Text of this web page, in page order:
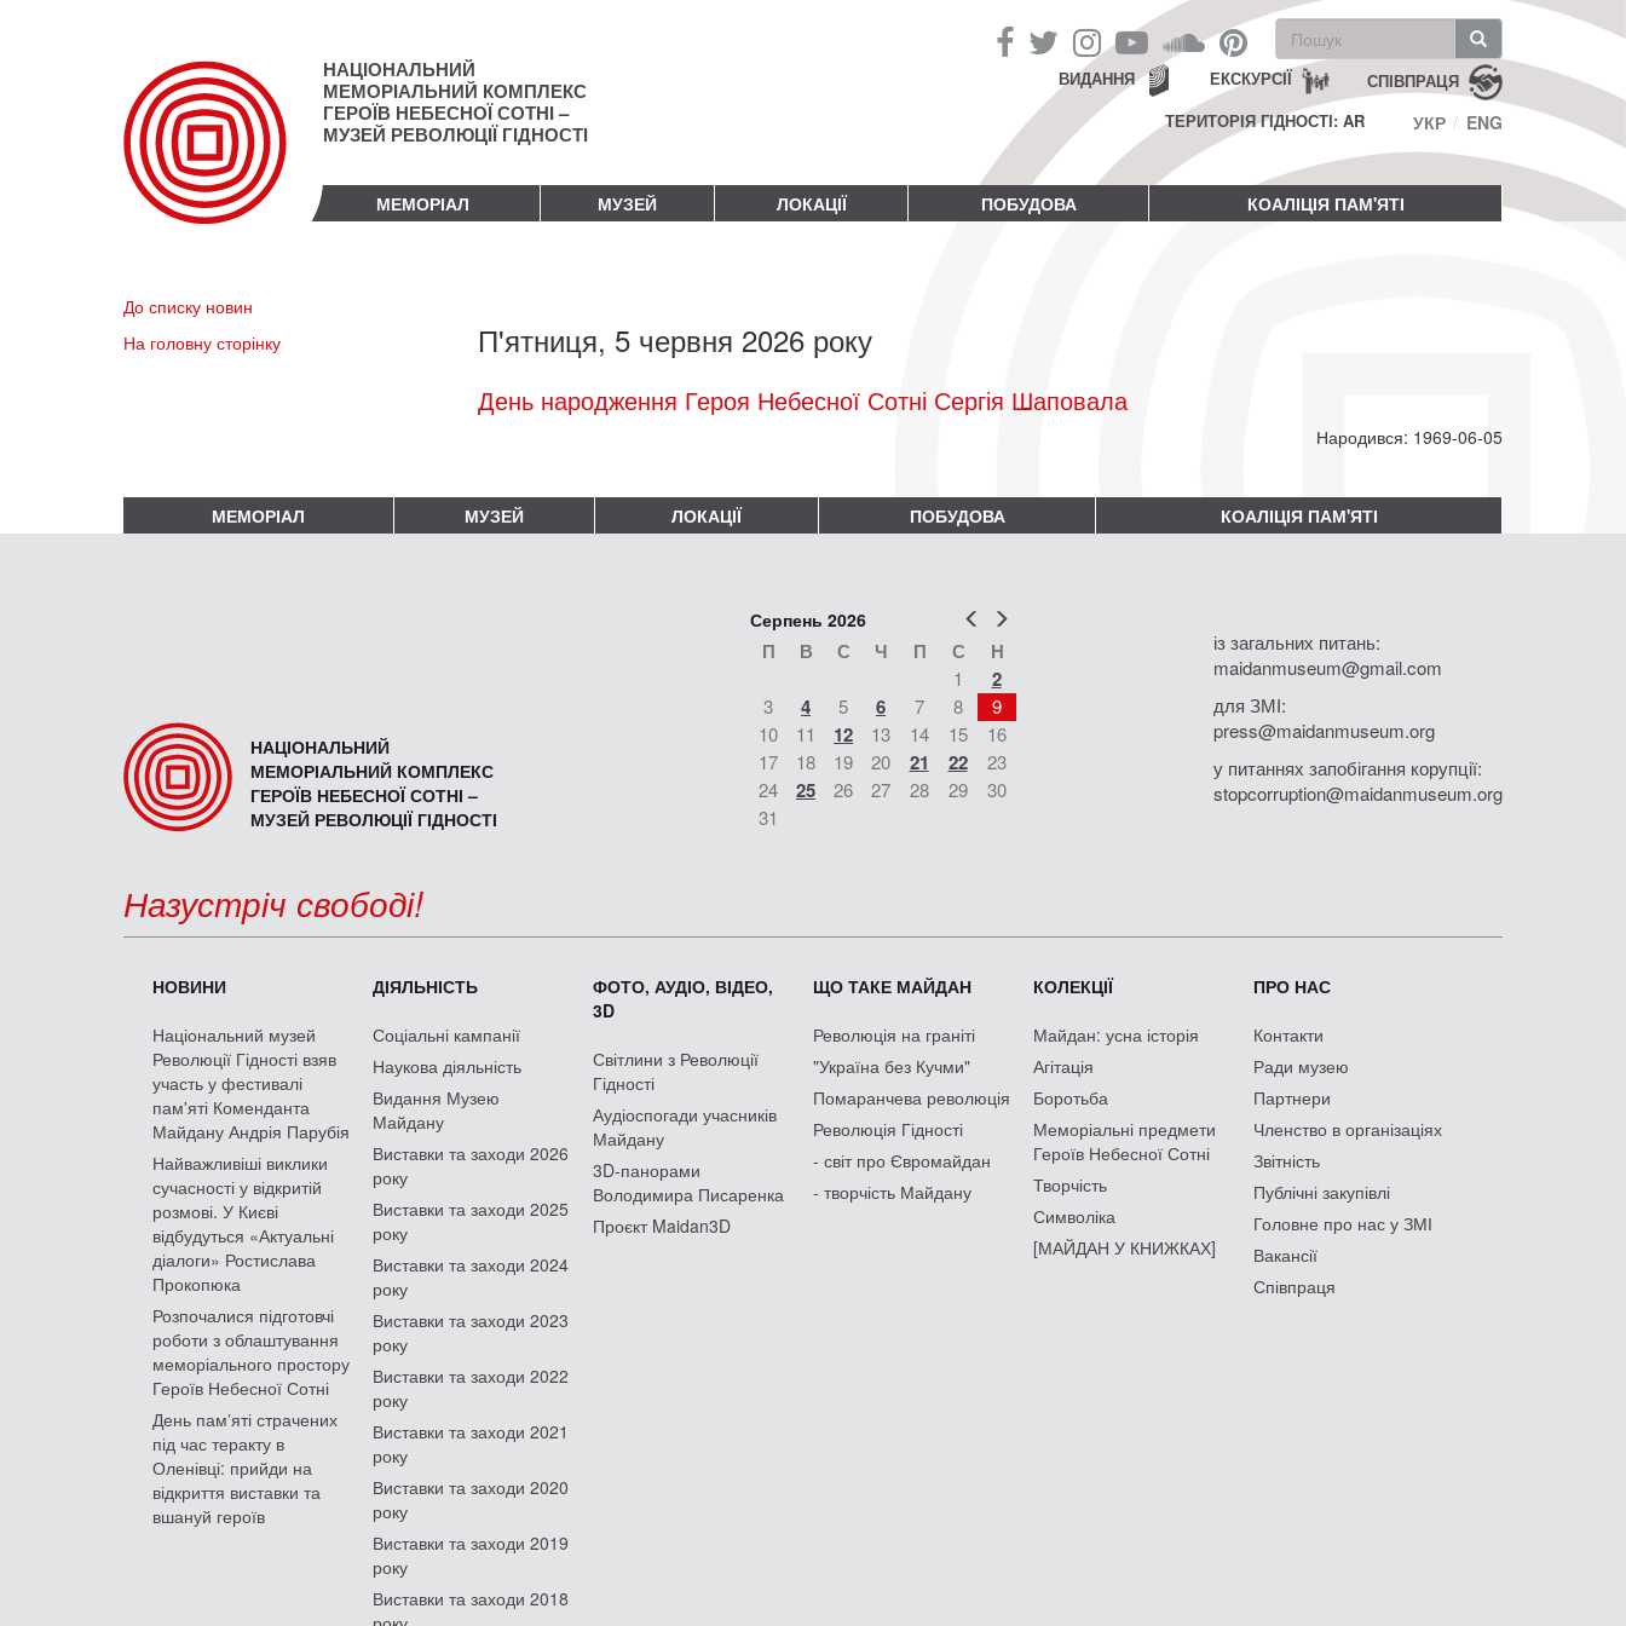
НАЦІОНАЛЬНИЙ
МЕМОРІАЛЬНИЙ КОМПЛЕКС
ГЕРОЇВ НЕБЕСНОЇ СОТНІ –
МУЗЕЙ РЕВОЛЮЦІЇ ГІДНОСТІ
Пошукова
форма
Пошук СПІВПРАЦЯ
ЕКСКУРСІЇ
ВИДАННЯ
ТЕРИТОРІЯ ГІДНОСТІ: AR
УКР ENG
МЕМОРІАЛ МУЗЕЙ ЛОКАЦІЇ ПОБУДОВА КОАЛІЦІЯ ПАМ'ЯТІ
До списку новин
На головну сторінку
П'ятниця, 5 червня 2026 року
День народження Героя Небесної Сотні Сергія Шаповала
Народився: 1969-06-05
МЕМОРІАЛ МУЗЕЙ ЛОКАЦІЇ ПОБУДОВА КОАЛІЦІЯ ПАМ'ЯТІ
НАЦІОНАЛЬНИЙ
МЕМОРІАЛЬНИЙ КОМПЛЕКС
ГЕРОЇВ НЕБЕСНОЇ СОТНІ –
МУЗЕЙ РЕВОЛЮЦІЇ ГІДНОСТІ
Попер
Серпень 2026
П В С Ч П С Н
1 2
3 4 5 6 7 8
9
10
11 12 13 14 15
16
17
18 19 20 21 22
23
24
25 26 27 28 29
30
31
із загальних питань:
maidanmuseum@gmail.com
для ЗМІ:
press@maidanmuseum.org
у питаннях запобігання корупції:
stopcorruption@maidanmuseum.org
Назустріч свободі!
НОВИНИ
Національний музей
Революції Гідності взяв
участь у фестивалі
пам'яті Коменданта
Майдану Андрія Парубія
Найважливіші виклики
сучасності у відкритій
розмові. У Києві
відбудуться «Актуальні
діалоги» Ростислава
Прокопюка
Розпочалися підготовчі
роботи з облаштування
меморіального простору
Героїв Небесної Сотні
День памʼяті страчених
під час теракту в
Оленівці: прийди на
відкриття виставки та
вшануй героїв
ДІЯЛЬНІСТЬ
Соціальні кампанії
Наукова діяльність
Видання Музею
Майдану
Виставки та заходи 2026
року
Виставки та заходи 2025
року
Виставки та заходи 2024
року
Виставки та заходи 2023
року
Виставки та заходи 2022
року
Виставки та заходи 2021
року
Виставки та заходи 2020
року
Виставки та заходи 2019
року
Виставки та заходи 2018
ФОТО, АУДІО, ВІДЕО,
3D
Світлини з Революції
Гідності
Аудіоспогади учасників
Майдану
3D-панорами
Володимира Писаренка
Проєкт Maidan3D
ЩО ТАКЕ МАЙДАН
Революція на граніті
"Україна без Кучми"
Помаранчева революція
Революція Гідності
- світ про Євромайдан
- творчість Майдану
КОЛЕКЦІЇ
Майдан: усна історія
Агітація
Боротьба
Меморіальні предмети
Героїв Небесної Сотні
Творчість
Символіка
[МАЙДАН У КНИЖКАХ]
ПРО НАС
Контакти
Ради музею
Партнери
Членство в організаціях
Звітність
Публічні закупівлі
Головне про нас у ЗМІ
Вакансії
Співпраця